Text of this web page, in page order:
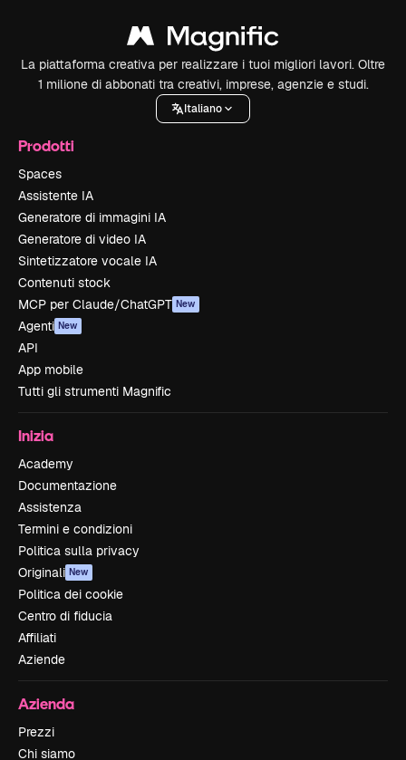
La piattaforma creativa per realizzare i tuoi migliori lavori. Oltre
1 milione di abbonati tra creativi, imprese, agenzie e studi.
Italiano
Prodotti
Spaces
Assistente IA
Generatore di immagini IA
Generatore di video IA
Sintetizzatore vocale IA
Contenuti stock
MCP per Claude/ChatGPT New
Agenti New
API
App mobile
Tutti gli strumenti Magnific
Inizia
Academy
Documentazione
Assistenza
Termini e condizioni
Politica sulla privacy
Originali New
Politica dei cookie
Centro di fiducia
Affiliati
Aziende
Azienda
Prezzi
Chi siamo